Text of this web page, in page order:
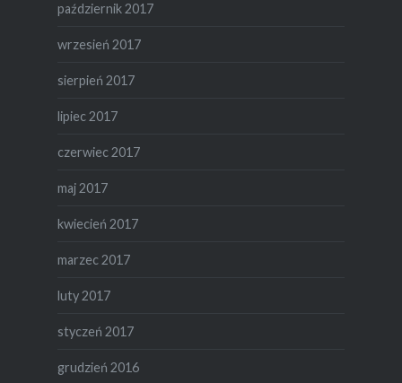
październik 2017
wrzesień 2017
sierpień 2017
lipiec 2017
czerwiec 2017
maj 2017
kwiecień 2017
marzec 2017
luty 2017
styczeń 2017
grudzień 2016